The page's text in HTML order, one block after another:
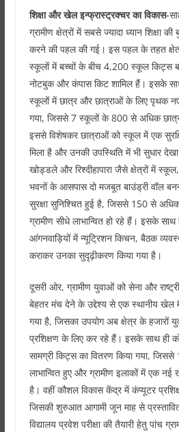
शिक्षा और खेल इन्फ्रास्ट्रक्चर का विकास-
ग्रामीण क्षेत्रों में सबसे ज्यादा ध्यान शिक्षा
करने की पहल की गई। इस पहल के तहत
स्कूलों में बच्चों के बीच 4,200 स्कूल किट्स
नोटबुक और कंपास किट शामिल हैं। इसके
स्कूलों में छात्र और छात्राओं के लिए पृथक नए
गया, जिससे 7 स्कूलों के 800 से अधिक छात्र
इससे विशेषकर छात्राओं को स्कूल में एक
मिला है और उनकी उपस्थिति में भी सुधार
खोड्डले और रिश्दीहापारा जैसे क्षेत्रों में
भवनों के आसपास दो मजबूत बाउंड्री वॉल
सुरक्षा सुनिश्चित हुई है, जिससे 150 से
ग्रामीण सीधे लाभान्वित हो रहे हैं। इसके साथ
आंगनवाड़ियों में न्यूट्रिशन किचन, बैठक
कराकर उनका सुदृढ़ीकरण किया गया है।
दूसरी ओर, ग्रामीण युवाओं को सेना और
बेहतर मंच देने के उद्देश्य से एक स्थानीय खेल
गया है, जिसका उपयोग अब क्षेत्र के हजारों
प्रशिक्षण के लिए कर रहे हैं। इसके साथ ही
सामग्री किट्स का वितरण किया गया,
लाभान्वित हुए और ग्रामीण इलाकों में एक
है। वहीं कौशल विकास केंद्र में कंप्यूटर
जिसकी शुरुआत आगामी जून माह से
विद्यालय प्रवेश परीक्षा की तैयारी हेतु पांच